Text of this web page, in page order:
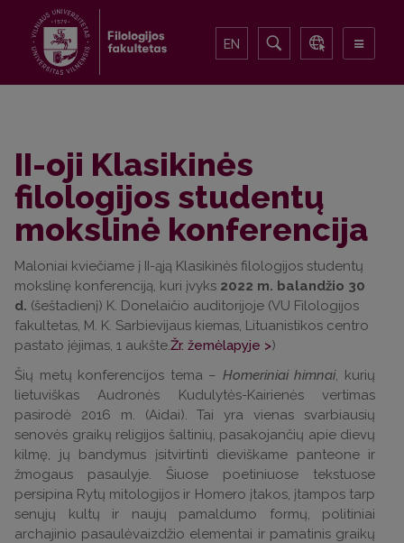
EN
II-oji Klasikinės
filologijos studentų
mokslinė konferencija
Maloniai kviečiame į II-ąją Klasikinės filologijos studentų
mokslinę konferenciją, kuri įvyks 2022 m. balandžio 30
d. (šeštadienį) K. Donelaičio auditorijoje (VU Filologijos
fakultetas, M. K. Sarbievijaus kiemas, Lituanistikos centro
pastato įėjimas, 1 aukšte.Žr. žemėlapyje >)
Šių metų konferencijos tema – Homeriniai himnai, kurių
lietuviškas Audronės Kudulytės-Kairienės vertimas
pasirodė 2016 m. (Aidai). Tai yra vienas svarbiausių
senovės graikų religijos šaltinių, pasakojančių apie dievų
kilmę, jų bandymus įsitvirtinti dieviškame panteone ir
žmogaus pasaulyje. Šiuose poetiniuose tekstuose
persipina Rytų mitologijos ir Homero įtakos, įtampos tarp
senųjų kultų ir naujų pamaldumo formų, politiniai
archajinio pasaulėvaizdžio elementai ir pamatinis graikų